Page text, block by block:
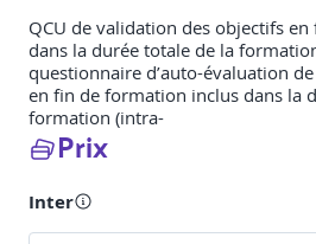
QCU de validation des objectifs
dans la durée totale de la
questionnaire d’auto-évaluation
en fin de formation inclus dans la
formation (intra-
Prix
Inter